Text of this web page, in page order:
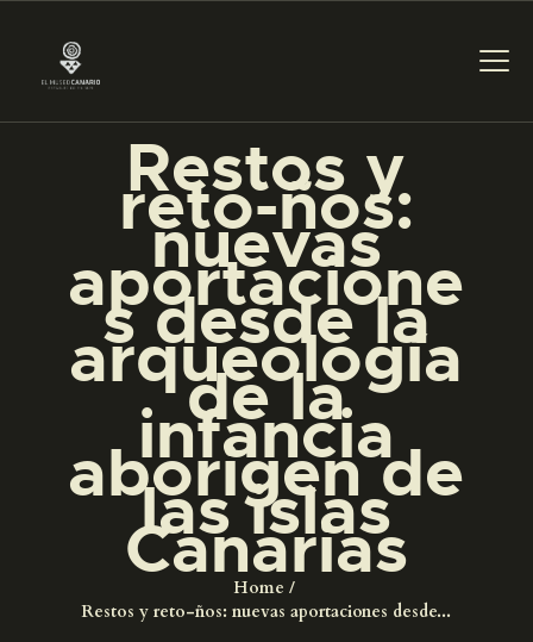
Restos y
reto-ños:
nuevas
aportacione
s desde la
arqueología
de la
infancia
aborigen de
las islas
Canarias
Home
Restos y reto-ños: nuevas aportaciones desde...
PREPARAR LA VISITA
ACTIVIDADES
█
EL MUSEO
COLECCIONES
DIDÁCTICA
ESPAÑOL